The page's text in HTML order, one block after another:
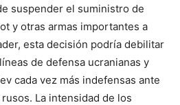
suspender el suministro de
y otras armas importantes a
esta decisión podría debilitar
de defensa ucranianas y
cada vez más indefensas ante
La intensidad de los